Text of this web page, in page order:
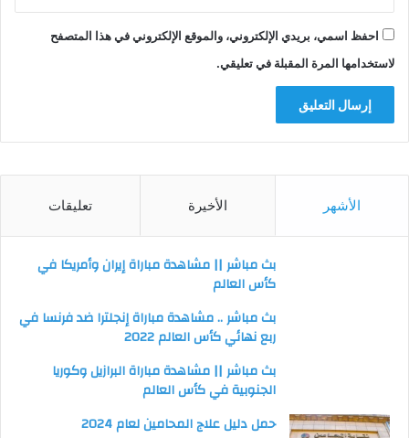
احفظ اسمي، بريدي الإلكتروني، والموقع الإلكتروني في هذا المتصفح
لاستخدامها المرة المقبلة في تعليقي.
الأشهر الأخيرة تعليقات
بث مباشر || مشاهدة مباراة إيران وأمريكا في
كأس العالم
بث مباشر .. مشاهدة مباراة إنجلترا ضد فرنسا في
ربع نهائي كأس العالم 2022
بث مباشر || مشاهدة مباراة البرازيل وكوريا
الجنوبية في كأس العالم
حمل دليل علاج المحامين لعام 2024